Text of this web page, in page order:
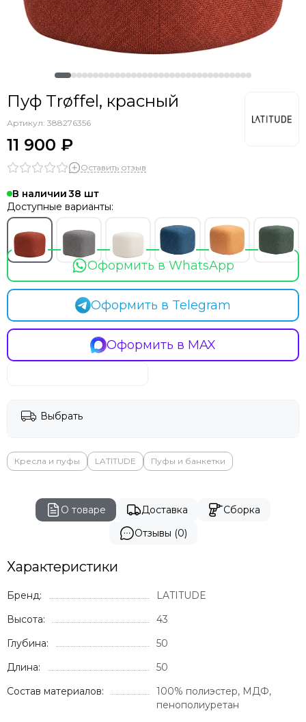
Пуф Trøffel, красный
Артикул: 388276356
11 900 ₽
Оставить отзыв
В наличии38
Доступные варианты:
Оформить в WhatsApp
Оформить в Telegram
Оформить в MAX
Выбрать
Кресла и пуфы LATITUDE Пуфы и банкетки
О товаре Доставка
Сборка
Отзывы (0)
Характеристики
Бренд:
LATITUDE
Высота:
43
Глубина:
50
Длина:
50
Состав материалов:
100% полиэстер, МДФ,
пенополиуретан